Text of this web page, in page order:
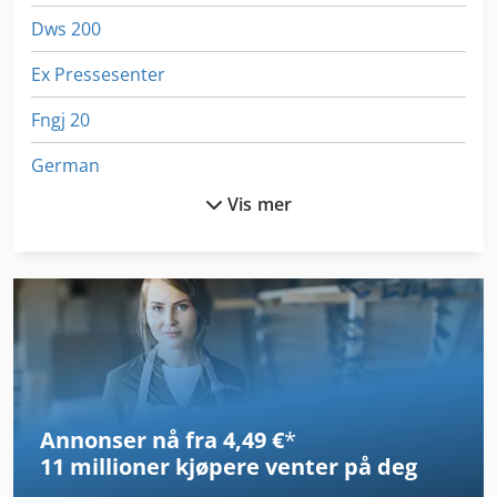
Dws 200
Ex Pressesenter
Fngj 20
German
Idx 23
Kreissaege Tre
Ng 200
Occupational Safety Og Helse
Vis mer
Annonser nå fra 4,49 €*
11 millioner kjøpere venter på deg